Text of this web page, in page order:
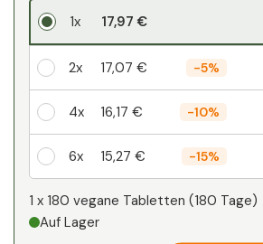
1x 17,97 €
2x 17,07 € -5%
4x 16,17 € -10%
6x 15,27 € -15%
Ihr persönlicher Rabatt
1x
1 x 180 vegane Tabletten (180 Tage)
Auf Lager